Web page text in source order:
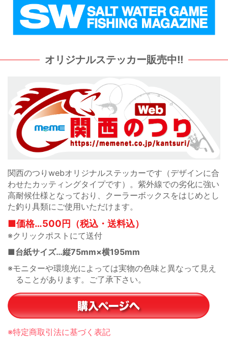
オリジナルステッカー販売中!!
関西のつりwebオリジナルステッカーです（デザインに合
わせたカッティングタイプです）。紫外線での劣化に強い
高耐候仕様となっており、クーラーボックスをはじめとし
た釣り具類にご使用いただけます。
■価格…500円（税込・送料込）
※クリックポストにて送付
■台紙サイズ…縦75mm×横195mm
※モニターや環境光によっては実物の色味と異なって見え
ることがあります。ご了承下さい。
※特定商取引法に基づく表記